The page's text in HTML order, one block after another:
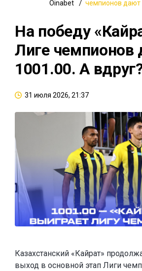
Oinabet
чемпионов дают
На победу
Лиге чемпионов
1001.00. А
31 июля 2026, 21:37
Казахстанский «Кайрат»
выход в основной этап Лиги